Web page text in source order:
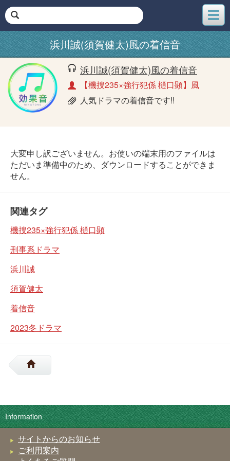
メ
ニ
ュ
ー
浜川誠(須賀健太)風の着信音
浜川誠(須賀健太)風の着信音
【機捜235×強行犯係 樋口顕】風
人気ドラマの着信音です!!
大変申し訳ございません。お使いの端末用のファイルは
ただいま準備中のため、ダウンロードすることができま
せん。
関連タグ
機捜235×強行犯係 樋口顕
刑事系ドラマ
浜川誠
須賀健太
着信音
2023冬ドラマ
Information
サイトからのお知らせ
ご利用案内